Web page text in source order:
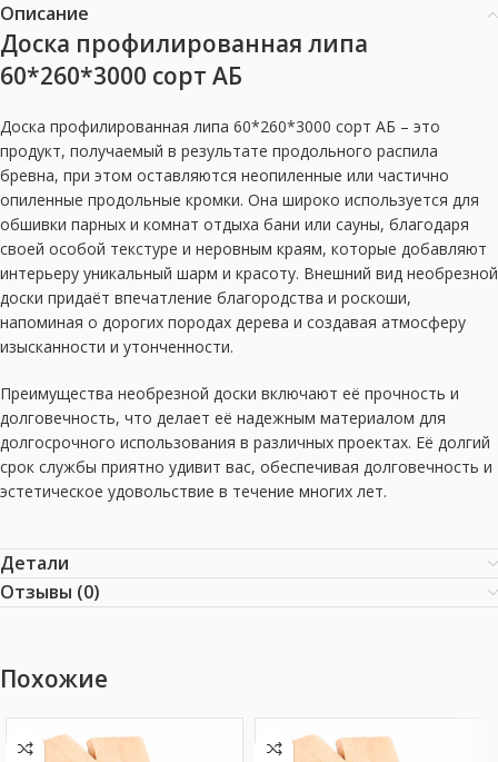
Описание
Доска профилированная липа
60*260*3000 сорт АБ
Доска профилированная липа 60*260*3000 сорт АБ – это
продукт, получаемый в результате продольного распила
бревна, при этом оставляются неопиленные или частично
опиленные продольные кромки. Она широко используется для
обшивки парных и комнат отдыха бани или сауны, благодаря
своей особой текстуре и неровным краям, которые добавляют
интерьеру уникальный шарм и красоту. Внешний вид необрезной
доски придаёт впечатление благородства и роскоши,
напоминая о дорогих породах дерева и создавая атмосферу
изысканности и утонченности.
Преимущества необрезной доски включают её прочность и
долговечность, что делает её надежным материалом для
долгосрочного использования в различных проектах. Её долгий
срок службы приятно удивит вас, обеспечивая долговечность и
эстетическое удовольствие в течение многих лет.
Детали
Отзывы (0)
Похожие